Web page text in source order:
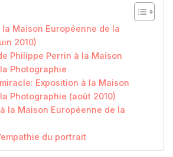
Maison Européenne de la
2010)
Philippe Perrin à la Maison
Photographie
Exposition à la Maison
Photographie (août 2010)
la Maison Européenne de la
du portrait